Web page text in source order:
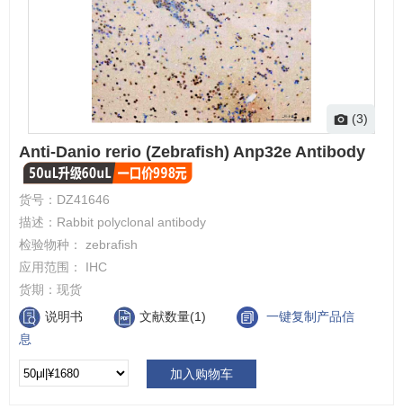
(3)
Anti-Danio rerio (Zebrafish) Anp32e Antibody
货号： DZ41646
描述： Rabbit polyclonal antibody
检验物种： zebrafish
应用范围： IHC
货期： 现货
说明书
文献数量(1)
一键复制产品信
息
加入购物车